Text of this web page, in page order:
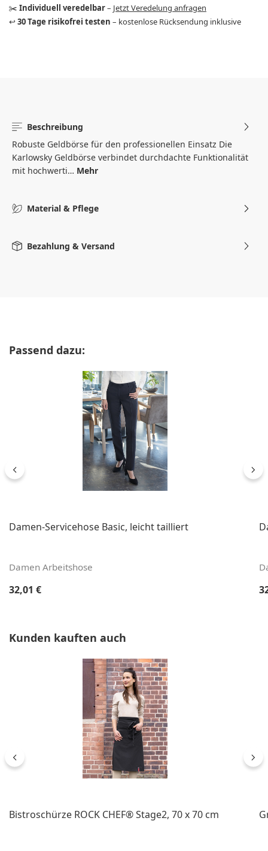
✂️ Individuell veredelbar– Jetzt Veredelung anfragen
↩️ 30 Tage risikofrei testen – kostenlose Rücksendung inklusive
Beschreibung
Robuste Geldbörse für den professionellen Einsatz Die
Karlowsky Geldbörse verbindet durchdachte Funktionalität
mit hochwerti… Mehr
Material & Pflege
Bezahlung & Versand
Produktgalerie überspringen
Passend dazu:
Damen-Servicehose Basic, leicht tailliert
Damen Arbeitshose
Regulärer Preis:
32,01 €
Produktgalerie überspringen
Kunden kauften auch
Bistroschürze ROCK CHEF® Stage2, 70 x 70 cm